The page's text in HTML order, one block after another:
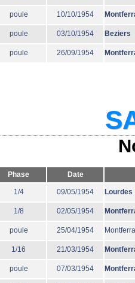
poule 10/10/1954
poule 03/10/1954 Beziers
poule 26/09/1954
Phase Date
1/4 09/05/1954 Lourdes
1/8 02/05/1954
poule 25/04/1954
1/16 21/03/1954
poule 07/03/1954